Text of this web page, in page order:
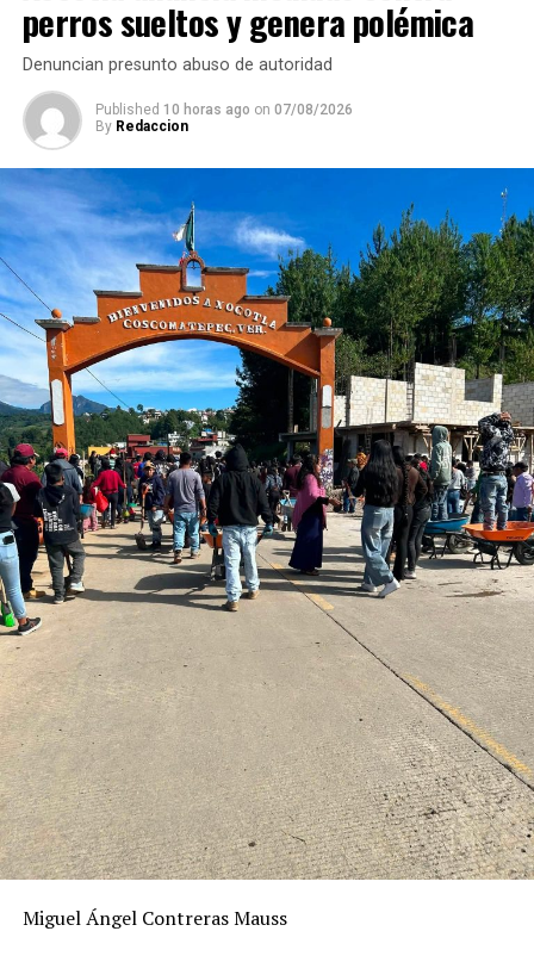
RELATED TOPICS: FEATURED
DESPUÉS
Granaderos desalojan a obreros de El Potrero
ANTES
Otorgarán servicio de pipas de agua
perros sueltos y genera polémica
Denuncian presunto abuso de autoridad
Published 10 horas ago on 07/08/2026
By Redaccion
Miguel Ángel Contreras Mauss